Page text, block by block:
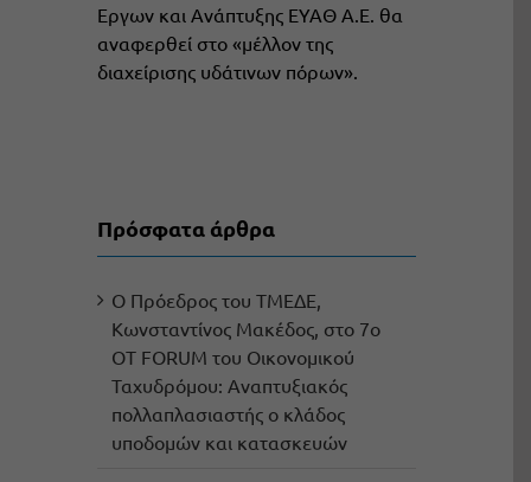
Εργων και Ανάπτυξης ΕΥΑΘ Α.Ε. θα
αναφερθεί στο «μέλλον της
διαχείρισης υδάτινων πόρων».
Πρόσφατα άρθρα
Ο Πρόεδρος του ΤΜΕΔΕ,
Κωνσταντίνος Μακέδος, στο 7ο
OT FORUM του Οικονομικού
Ταχυδρόμου: Αναπτυξιακός
πολλαπλασιαστής ο κλάδος
υποδομών και κατασκευών